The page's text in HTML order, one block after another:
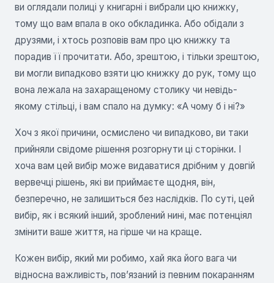
ви оглядали полиці у книгарні і вибрали цю книжку,
тому що вам впала в око обкладинка. Або обідали з
друзями, і хтось розповів вам про цю книжку та
порадив її прочитати. Або, зрештою, і тільки зрештою,
ви могли випадково взяти цю книжку до рук, тому що
вона лежала на захаращеному столику чи невідь-
якому стільці, і вам спало на думку: «А чому б і ні?»
Хоч з якої причини, осмислено чи випадково, ви таки
прийняли свідоме рішення розгорнути ці сторінки. І
хоча вам цей вибір може видаватися дрібним у довгій
вервечці рішень, які ви приймаєте щодня, він,
безперечно, не залишиться без наслідків. По суті, цей
вибір, як і всякий інший, зроблений нині, має потенціял
змінити ваше життя, на гірше чи на краще.
Кожен вибір, який ми робимо, хай яка його вага чи
відносна важливість, пов’язаний із певним покаранням